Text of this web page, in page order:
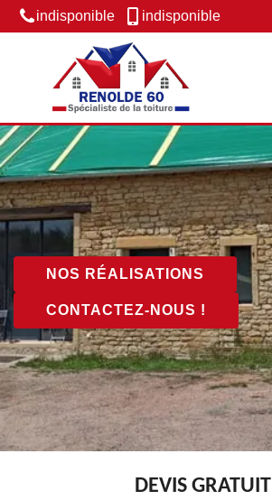
indisponible indisponible
NOS RÉALISATIONS
CONTACTEZ-NOUS !
DEVIS GRATUIT